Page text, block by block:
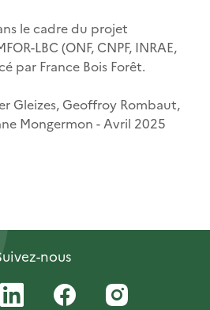
le cadre du projet
LBC (ONF, CNPF, INRAE,
par France Bois Forêt.
Gleizes, Geoffroy Rombaut,
Mongermon - Avril 2025
nous